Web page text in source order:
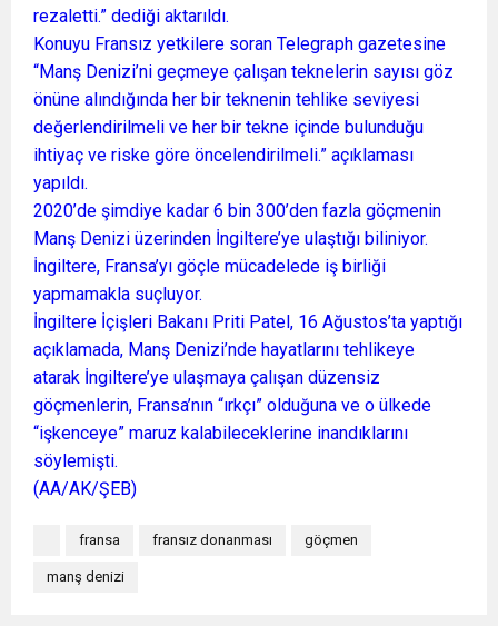
rezaletti.” dediği aktarıldı.
Konuyu Fransız yetkilere soran Telegraph gazetesine
“Manş Denizi’ni geçmeye çalışan teknelerin sayısı göz
önüne alındığında her bir teknenin tehlike seviyesi
değerlendirilmeli ve her bir tekne içinde bulunduğu
ihtiyaç ve riske göre öncelendirilmeli.” açıklaması
yapıldı.
2020’de şimdiye kadar 6 bin 300’den fazla göçmenin
Manş Denizi üzerinden İngiltere’ye ulaştığı biliniyor.
İngiltere, Fransa’yı göçle mücadelede iş birliği
yapmamakla suçluyor.
İngiltere İçişleri Bakanı Priti Patel, 16 Ağustos’ta yaptığı
açıklamada, Manş Denizi’nde hayatlarını tehlikeye
atarak İngiltere’ye ulaşmaya çalışan düzensiz
göçmenlerin, Fransa’nın “ırkçı” olduğuna ve o ülkede
“işkenceye” maruz kalabileceklerine inandıklarını
söylemişti.
(AA/AK/ŞEB)
fransa fransız donanması göçmen
manş denizi